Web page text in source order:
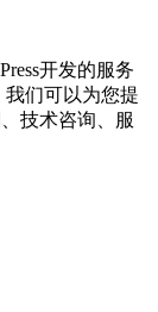
开发的服务
我们可以为您提
技术咨询、服